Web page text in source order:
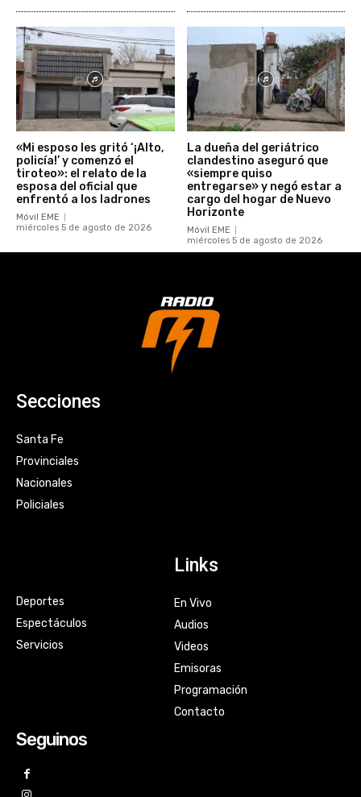
«Mi esposo les gritó ‘¡Alto,
policía!’ y comenzó el
tiroteo»: el relato de la
esposa del oficial que
enfrentó a los ladrones
Móvil EME
miércoles 5 de agosto de 2026
La dueña del geriátrico
clandestino aseguró que
«siempre quiso
entregarse» y negó estar a
cargo del hogar de Nuevo
Horizonte
Móvil EME
miércoles 5 de agosto de 2026
Secciones
Santa Fe
Provinciales
Nacionales
Policiales
Deportes
Espectáculos
Servicios
Links
En Vivo
Audios
Videos
Emisoras
Programación
Contacto
Seguinos